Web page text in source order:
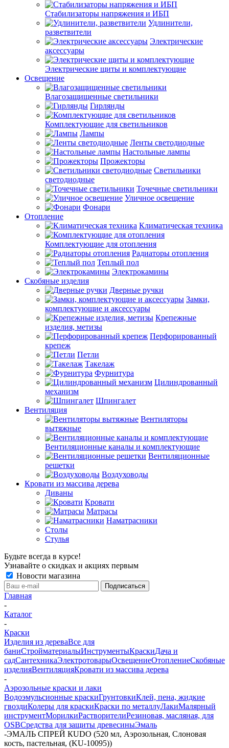
Стабилизаторы напряжения и ИБП
Удлинители,
разветвители
Электрические
аксессуары
Электрические щиты и комплектующие
Освещение
Влагозащищенные светильники
Гирлянды
Комплектующие для светильников
Лампы
Ленты светодиодные
Настольные лампы
Прожекторы
Светильники
светодиодные
Точечные светильники
Уличное освещение
Фонари
Отопление
Климатическая техника
Комплектующие для отопления
Радиаторы отопления
Теплый пол
Электрокамины
Скобяные изделия
Дверные ручки
Замки,
комплектующие и аксессуары
Крепежные
изделия, метизы
Перфорированный
крепеж
Петли
Такелаж
Фурнитура
Цилиндрованный
механизм
Шпингалет
Вентиляция
Вентиляторы
вытяжные
Вентиляционные каналы и комплектующие
Вентиляционные
решетки
Воздуховоды
Кровати из массива дерева
Диваны
Кровати
Матрасы
Наматрасники
Столы
Стулья
Будьте всегда в курсе!
Узнавайте о скидках и акциях первым
Новости магазина
Главная
-
Каталог
-
Краски
Изделия из дереваВсе для
баниСтройматериалыИнструментыКраскиДача и
садСантехникаЭлектротоварыОсвещениеОтоплениеСкобяные
изделияВентиляцияКровати из массива дерева
-
Аэрозольные краски и лаки
Водоэмульсионные краскиГрунтовкиКлей, пена, жидкие
гвоздиКолеры для краскиКраски по металлуЛакиМалярный
инструментМорилкиРастворителиРезиновая, масляная, для
OSBСредства для защиты древесиныЭмаль
-ЭМАЛЬ СПРЕЙ КUDО (520 мл, Аэрозольная, Слоновая
кость, пастельная, (KU-10095))